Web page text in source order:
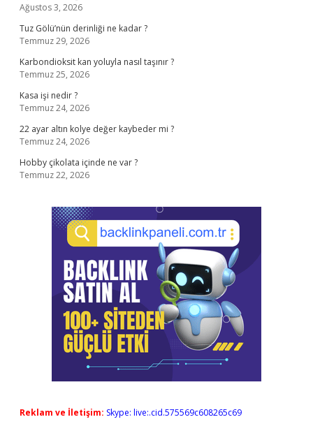
Ağustos 3, 2026
Tuz Gölü’nün derinliği ne kadar ?
Temmuz 29, 2026
Karbondioksit kan yoluyla nasıl taşınır ?
Temmuz 25, 2026
Kasa işi nedir ?
Temmuz 24, 2026
22 ayar altın kolye değer kaybeder mi ?
Temmuz 24, 2026
Hobby çikolata içinde ne var ?
Temmuz 22, 2026
Reklam ve İletişim: Skype: live:.cid.575569c608265c69